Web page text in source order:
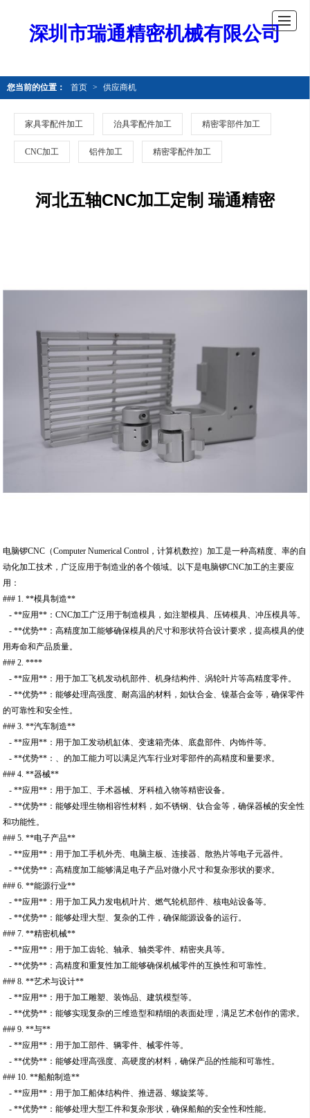
深圳市瑞通精密机械有限公司
您当前的位置： 首页 > 供应商机
家具零配件加工 治具零配件加工 精密零部件加工
CNC加工 铝件加工 精密零配件加工
河北五轴CNC加工定制 瑞通精密
电脑锣CNC（Computer Numerical Control，计算机数控）加工是一种高精度、率的自
动化加工技术，广泛应用于制造业的各个领域。以下是电脑锣CNC加工的主要应
用：
### 1. **模具制造**
- **应用**：CNC加工广泛用于制造模具，如注塑模具、压铸模具、冲压模具等。
- **优势**：高精度加工能够确保模具的尺寸和形状符合设计要求，提高模具的使
用寿命和产品质量。
### 2. ****
- **应用**：用于加工飞机发动机部件、机身结构件、涡轮叶片等高精度零件。
- **优势**：能够处理高强度、耐高温的材料，如钛合金、镍基合金等，确保零件
的可靠性和安全性。
### 3. **汽车制造**
- **应用**：用于加工发动机缸体、变速箱壳体、底盘部件、内饰件等。
- **优势**：、的加工能力可以满足汽车行业对零部件的高精度和量要求。
### 4. **器械**
- **应用**：用于加工、手术器械、牙科植入物等精密设备。
- **优势**：能够处理生物相容性材料，如不锈钢、钛合金等，确保器械的安全性
和功能性。
### 5. **电子产品**
- **应用**：用于加工手机外壳、电脑主板、连接器、散热片等电子元器件。
- **优势**：高精度加工能够满足电子产品对微小尺寸和复杂形状的要求。
### 6. **能源行业**
- **应用**：用于加工风力发电机叶片、燃气轮机部件、核电站设备等。
- **优势**：能够处理大型、复杂的工件，确保能源设备的运行。
### 7. **精密机械**
- **应用**：用于加工齿轮、轴承、轴类零件、精密夹具等。
- **优势**：高精度和重复性加工能够确保机械零件的互换性和可靠性。
### 8. **艺术与设计**
- **应用**：用于加工雕塑、装饰品、建筑模型等。
- **优势**：能够实现复杂的三维造型和精细的表面处理，满足艺术创作的需求。
### 9. **与**
- **应用**：用于加工部件、辆零件、械零件等。
- **优势**：能够处理高强度、高硬度的材料，确保产品的性能和可靠性。
### 10. **船舶制造**
- **应用**：用于加工船体结构件、推进器、螺旋桨等。
- **优势**：能够处理大型工件和复杂形状，确保船舶的安全性和性能。